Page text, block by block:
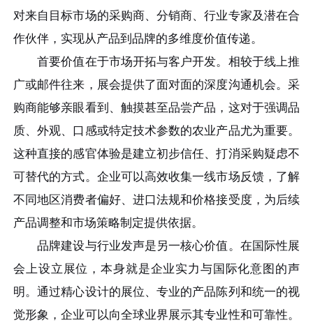
对来自目标市场的采购商、分销商、行业专家及潜在合
作伙伴，实现从产品到品牌的多维度价值传递。
首要价值在于市场开拓与客户开发。相较于线上推
广或邮件往来，展会提供了面对面的深度沟通机会。采
购商能够亲眼看到、触摸甚至品尝产品，这对于强调品
质、外观、口感或特定技术参数的农业产品尤为重要。
这种直接的感官体验是建立初步信任、打消采购疑虑不
可替代的方式。企业可以高效收集一线市场反馈，了解
不同地区消费者偏好、进口法规和价格接受度，为后续
产品调整和市场策略制定提供依据。
品牌建设与行业发声是另一核心价值。在国际性展
会上设立展位，本身就是企业实力与国际化意图的声
明。通过精心设计的展位、专业的产品陈列和统一的视
觉形象，企业可以向全球业界展示其专业性和可靠性。